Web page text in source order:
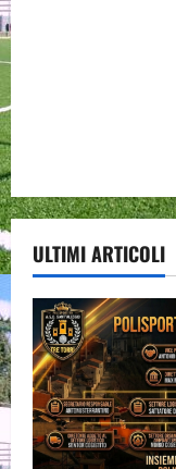
ULTIMI ARTICOLI